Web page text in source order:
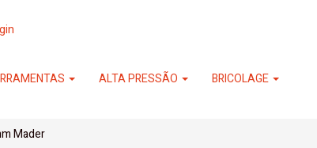
ALTA PRESSÃO BRICOLAGE
Mader